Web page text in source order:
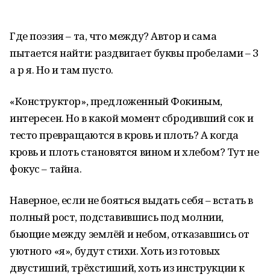
Где поэзия – та, что между? Автор и сама
пытается найти: раздвигает буквы пробелами – З
а р я. Но и там пусто.
«Конструктор», предложенный Фокиным,
интересен. Но в какой момент сбродивший сок и
тесто превращаются в кровь и плоть? А когда
кровь и плоть становятся вином и хлебом? Тут не
фокус – тайна.
Наверное, если не бояться выдать себя – встать в
полный рост, подставившись под молнии,
бьющие между землёй и небом, отказавшись от
уютного «я», будут стихи. Хоть из готовых
двустиший, трёхстиший, хоть из инструкции к